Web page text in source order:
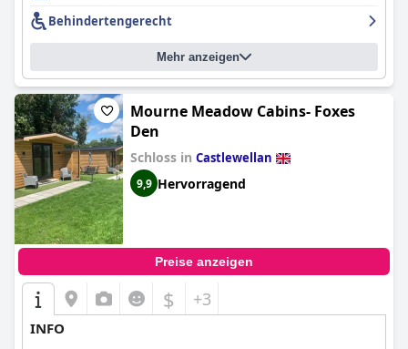
Behindertengerecht
Mehr anzeigen
Mourne Meadow Cabins- Foxes
Den
Schloss in Castlewellan
9,9 Hervorragend
Preise anzeigen
$ +3
INFO